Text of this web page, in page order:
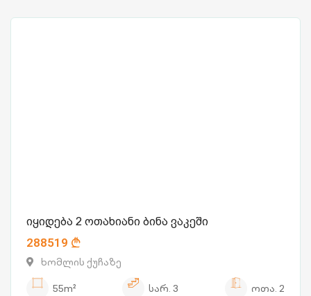
იყიდება 2 ოთახიანი ბინა ვაკეში
288519
ხომლის ქუჩაზე
55m²
სარ. 3 ოთა. 2